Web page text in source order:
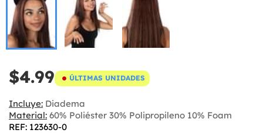
$4.99 ÚLTIMAS UNIDADES
Incluye: Diadema
Material: 60% Poliéster 30% Polipropileno 10% Foam
REF: 123630-0